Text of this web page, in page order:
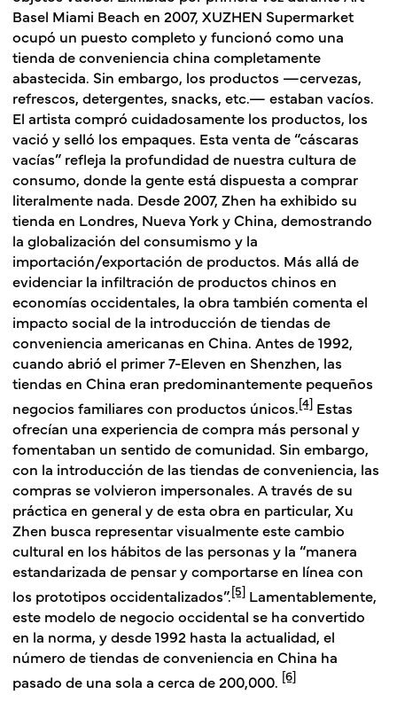
Basel Miami Beach en 2007, XUZHEN Supermarket
ocupó un puesto completo y funcionó como una
tienda de conveniencia china completamente
abastecida. Sin embargo, los productos —cervezas,
refrescos, detergentes, snacks, etc.— estaban vacíos.
El artista compró cuidadosamente los productos, los
vació y selló los empaques. Esta venta de “cáscaras
vacías” refleja la profundidad de nuestra cultura de
consumo, donde la gente está dispuesta a comprar
literalmente nada. Desde 2007, Zhen ha exhibido su
tienda en Londres, Nueva York y China, demostrando
la globalización del consumismo y la
importación/exportación de productos. Más allá de
evidenciar la infiltración de productos chinos en
economías occidentales, la obra también comenta el
impacto social de la introducción de tiendas de
conveniencia americanas en China. Antes de 1992,
cuando abrió el primer 7-Eleven en Shenzhen, las
tiendas en China eran predominantemente pequeños
negocios familiares con productos únicos.[4] Estas
ofrecían una experiencia de compra más personal y
fomentaban un sentido de comunidad. Sin embargo,
con la introducción de las tiendas de conveniencia, las
compras se volvieron impersonales. A través de su
práctica en general y de esta obra en particular, Xu
Zhen busca representar visualmente este cambio
cultural en los hábitos de las personas y la “manera
estandarizada de pensar y comportarse en línea con
los prototipos occidentalizados”.[5] Lamentablemente,
este modelo de negocio occidental se ha convertido
en la norma, y desde 1992 hasta la actualidad, el
número de tiendas de conveniencia en China ha
pasado de una sola a cerca de 200,000. [6]